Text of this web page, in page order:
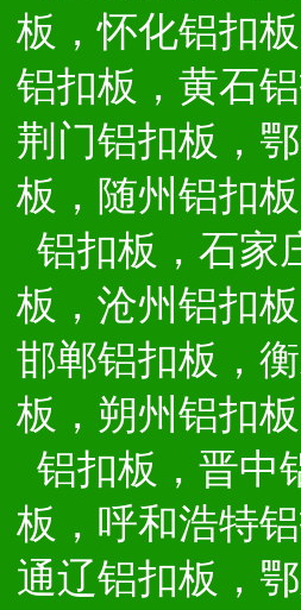
板，怀化铝扣
铝扣板，黄石
荆门铝扣板，
板，随州铝扣
铝扣板，石家
板，沧州铝扣
邯郸铝扣板，
板，朔州铝扣
铝扣板，晋中
板，呼和浩特
通辽铝扣板，